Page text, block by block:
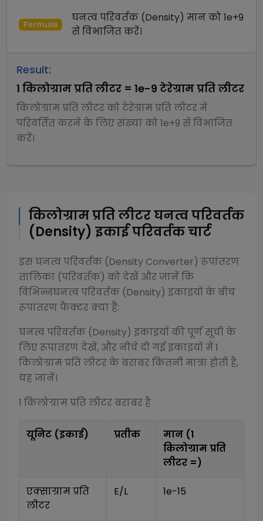
Formula
घनत्व परिवर्तक (Density) मान को1e+9
सेविभाजितकरें।
Result:
1 किलोग्राम प्रति लीटर = 1e-9 टेरेग्राम प्रति लीटर
किलोग्राम प्रति लीटरकोटेरेग्राम प्रति लीटरमें
परिवर्तित करने के लिए संख्या को1e+9 सेविभाजित
करें।
किलोग्राम प्रति लीटरघनत्व परिवर्तक
(Density) इकाई परिवर्तक चार्ट
इसघनत्व परिवर्तक (Density Converter) रूपांतरण
तालिका (परिवर्तक) को देखें और जानें कि
विभिन्नघनत्व परिवर्तक (Density) इकाइयों के बीच
रूपांतरण फैक्टर क्या हैं:
घनत्व परिवर्तक (Density) इकाइयों की पूर्ण सूची के
लिए रूपांतरण देखें, और नीचे दी गई इकाइयों में 1
किलोग्राम प्रति लीटरके बराबर कितनी मात्रा होती है,
यह जानें।
1 किलोग्राम प्रति लीटरबराबर है
यूनिट (इकाई) प्रतीक
मान (1
किलोग्राम प्रति
लीटर =)
एक्साग्राम प्रति
लीटर
E/L 1e-15